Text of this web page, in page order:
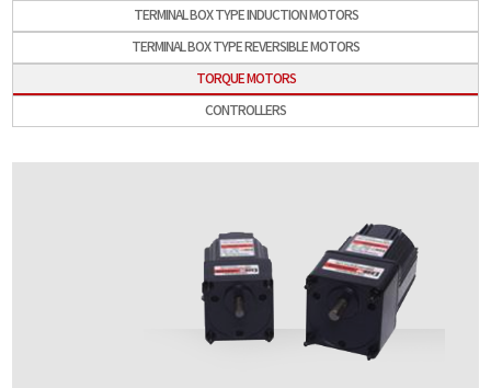
TERMINAL BOX TYPE INDUCTION MOTORS
TERMINAL BOX TYPE REVERSIBLE MOTORS
TORQUE MOTORS
CONTROLLERS